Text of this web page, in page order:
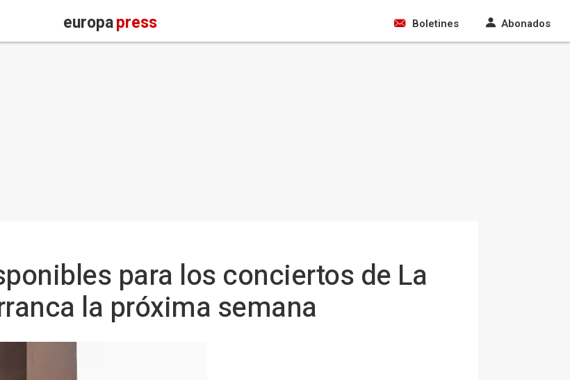
europapress Boletines Abonados
para los conciertos de La
la próxima semana